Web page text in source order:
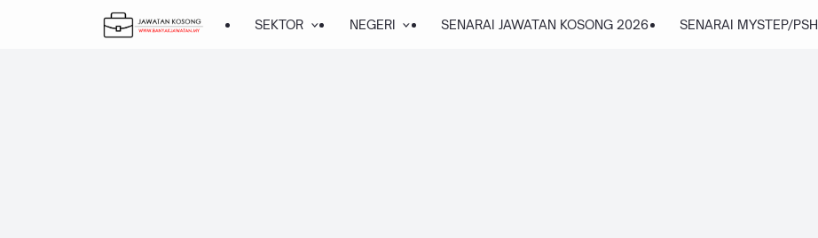
SEKTOR NEGERI SENARAI JAWATAN KOSONG 2026 SENARAI MYSTEP/PSH